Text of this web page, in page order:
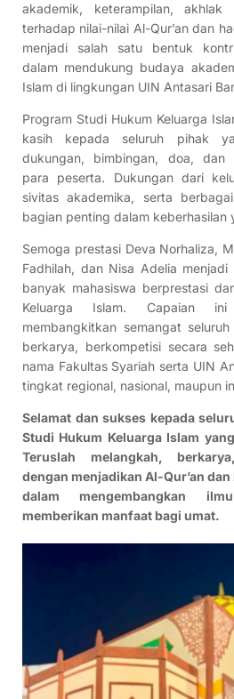
akademik, keterampilan,
terhadap nilai-nilai Al-Qur’an dan
menjadi salah satu bentuk
dalam mendukung budaya
Islam di lingkungan UIN Antasari
Program Studi Hukum Keluarga
kasih kepada seluruh pihak
dukungan, bimbingan, doa, dan
para peserta. Dukungan dari
sivitas akademika, serta
bagian penting dalam keberhasilan
Semoga prestasi Deva Norhaliza,
Fadhilah, dan Nisa Adelia
banyak mahasiswa berprestasi
Keluarga Islam. Capaian
membangkitkan semangat
berkarya, berkompetisi secara
nama Fakultas Syariah serta UIN
tingkat regional, nasional, maupun
Selamat dan sukses kepada
Studi Hukum Keluarga Islam
Teruslah melangkah,
dengan menjadikan Al-Qur’an
dalam mengembangkan
memberikan manfaat bagi umat.